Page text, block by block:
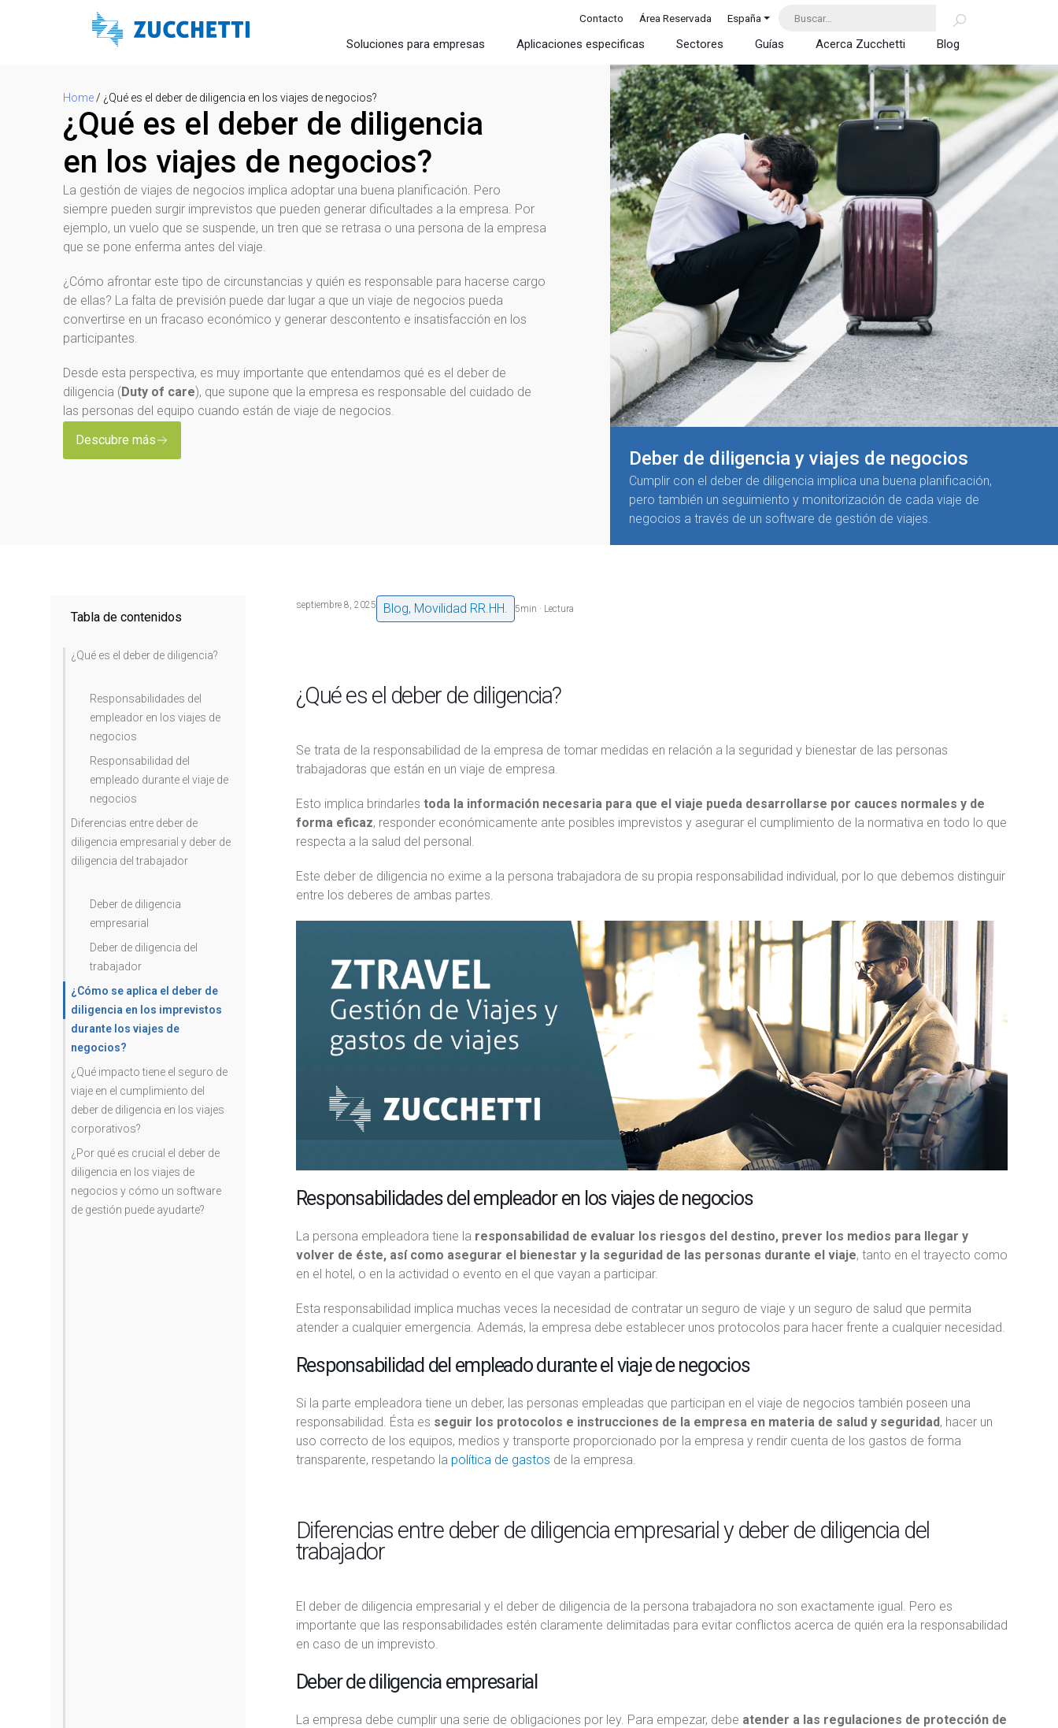
Contacto Área Reservada España
Soluciones para empresas Aplicaciones especificas Sectores Guías Acerca Zucchetti Blog
Home / ¿Qué es el deber de diligencia en los viajes de negocios?
¿Qué es el deber de diligencia
en los viajes de negocios?
La gestión de viajes de negocios implica adoptar una buena planificación. Pero
siempre pueden surgir imprevistos que pueden generar dificultades a la empresa. Por
ejemplo, un vuelo que se suspende, un tren que se retrasa o una persona de la empresa
que se pone enferma antes del viaje.
¿Cómo afrontar este tipo de circunstancias y quién es responsable para hacerse cargo
de ellas? La falta de previsión puede dar lugar a que un viaje de negocios pueda
convertirse en un fracaso económico y generar descontento e insatisfacción en los
participantes.
Desde esta perspectiva, es muy importante que entendamos qué es el deber de
diligencia (Duty of care), que supone que la empresa es responsable del cuidado de
las personas del equipo cuando están de viaje de negocios.
Descubre más
Deber de diligencia​ y viajes de negocios
Cumplir con el deber de diligencia implica una buena planificación,
pero también un seguimiento y monitorización de cada viaje de
negocios a través de un software de gestión de viajes.
Tabla de contenidos
¿Qué es el deber de diligencia?
Responsabilidades del
empleador en los viajes de
negocios
Responsabilidad del
empleado durante el viaje de
negocios
Diferencias entre deber de
diligencia empresarial y deber de
diligencia del trabajador
Deber de diligencia
empresarial
Deber de diligencia del
trabajador
¿Cómo se aplica el deber de
diligencia en los imprevistos
durante los viajes de
negocios?
¿Qué impacto tiene el seguro de
viaje en el cumplimiento del
deber de diligencia en los viajes
corporativos?
¿Por qué es crucial el deber de
diligencia en los viajes de
negocios y cómo un software
de gestión puede ayudarte?
septiembre 8, 2025 Blog, Movilidad RR.HH. 5min · Lectura
¿Qué es el deber de diligencia?
Se trata de la responsabilidad de la empresa de tomar medidas en relación a la seguridad y bienestar de las personas
trabajadoras que están en un viaje de empresa.
Esto implica brindarles toda la información necesaria para que el viaje pueda desarrollarse por cauces normales y de
forma eficaz, responder económicamente ante posibles imprevistos y asegurar el cumplimiento de la normativa en todo lo que
respecta a la salud del personal.
Este deber de diligencia no exime a la persona trabajadora de su propia responsabilidad individual, por lo que debemos distinguir
entre los deberes de ambas partes.
Responsabilidades del empleador en los viajes de negocios
La persona empleadora tiene la responsabilidad de evaluar los riesgos del destino, prever los medios para llegar y
volver de éste, así como asegurar el bienestar y la seguridad de las personas durante el viaje, tanto en el trayecto como
en el hotel, o en la actividad o evento en el que vayan a participar.
Esta responsabilidad implica muchas veces la necesidad de contratar un seguro de viaje y un seguro de salud que permita
atender a cualquier emergencia. Además, la empresa debe establecer unos protocolos para hacer frente a cualquier necesidad.
Responsabilidad del empleado durante el viaje de negocios
Si la parte empleadora tiene un deber, las personas empleadas que participan en el viaje de negocios también poseen una
responsabilidad. Ésta es seguir los protocolos e instrucciones de la empresa en materia de salud y seguridad, hacer un
uso correcto de los equipos, medios y transporte proporcionado por la empresa y rendir cuenta de los gastos de forma
transparente, respetando la política de gastos de la empresa.
Diferencias entre deber de diligencia empresarial y deber de diligencia del
trabajador
El deber de diligencia empresarial y el deber de diligencia de la persona trabajadora no son exactamente igual. Pero es
importante que las responsabilidades estén claramente delimitadas para evitar conflictos acerca de quién era la responsabilidad
en caso de un imprevisto.
Deber de diligencia empresarial
La empresa debe cumplir una serie de obligaciones por ley. Para empezar, debe atender a las regulaciones de protección de